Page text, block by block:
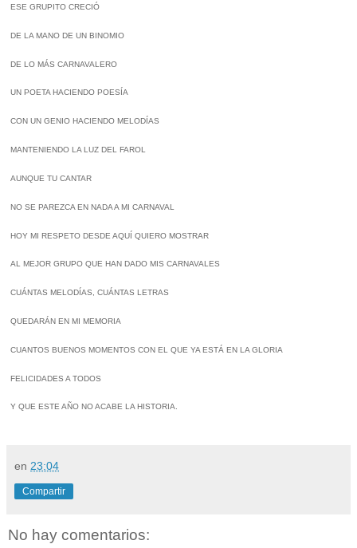
ESE GRUPITO CRECIÓ
DE LA MANO DE UN BINOMIO
DE LO MÁS CARNAVALERO
UN POETA HACIENDO POESÍA
CON UN GENIO HACIENDO MELODÍAS
MANTENIENDO LA LUZ DEL FAROL
AUNQUE TU CANTAR
NO SE PAREZCA EN NADA A MI CARNAVAL
HOY MI RESPETO DESDE AQUÍ QUIERO MOSTRAR
AL MEJOR GRUPO QUE HAN DADO MIS CARNAVALES
CUÁNTAS MELODÍAS, CUÁNTAS LETRAS
QUEDARÁN EN MI MEMORIA
CUANTOS BUENOS MOMENTOS CON EL QUE YA ESTÁ EN LA GLORIA
FELICIDADES A TODOS
Y QUE ESTE AÑO NO ACABE LA HISTORIA.
en 23:04
Compartir
No hay comentarios: